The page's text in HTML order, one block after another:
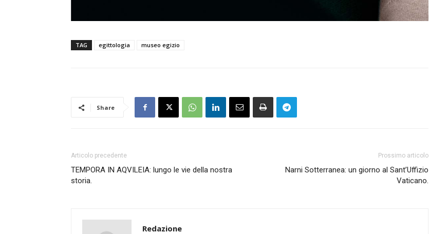
TAG egittologia museo egizio
Share
Articolo precedente
TEMPORA IN AQVILEIA: lungo le vie della nostra
storia.
Prossimo articolo
Narni Sotterranea: un giorno al Sant’Uffizio
Vaticano.
Redazione